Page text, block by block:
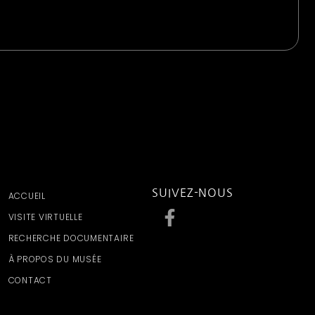
ACCUEIL
VISITE VIRTUELLE
RECHERCHE DOCUMENTAIRE
À PROPOS DU MUSÉE
CONTACT
SUIVEZ-NOUS